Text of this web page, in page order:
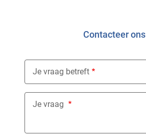
Contacteer ons
Je vraag betreft
Nothing selected
Je vraag